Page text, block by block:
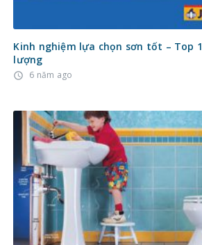
Kinh nghiệm lựa chọn sơn tốt – Top
lượng
access_time 6 năm ago